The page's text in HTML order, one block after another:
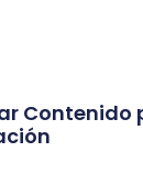
Contenido